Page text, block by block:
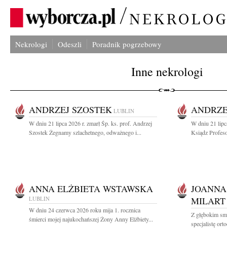
Nekrologi Odeszli Poradnik pogrzebowy
Inne nekrologi
ANDRZEJ SZOSTEK LUBLIN
W dniu 21 lipca 2026 r. zmarł Śp. ks. prof. Andrzej
Szostek Żegnamy szlachetnego, odważnego i...
W dniu 21
Ksiądz
ANNA ELŻBIETA WSTAWSKA
LUBLIN
W dniu 24 czerwca 2026 roku mija 1. rocznica
śmierci mojej najukochańszej Żony Anny Elżbiety...
MILART
Z głębokim
specjalistę